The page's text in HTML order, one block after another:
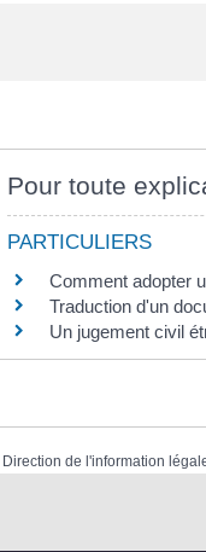
Pour toute
PARTICULIERS
Comment adopter
Traduction d'un
Un jugement civil
Direction de l'information